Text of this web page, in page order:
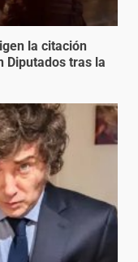
la citación
Diputados tras la